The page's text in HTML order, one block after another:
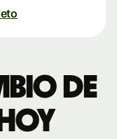
de
hoy